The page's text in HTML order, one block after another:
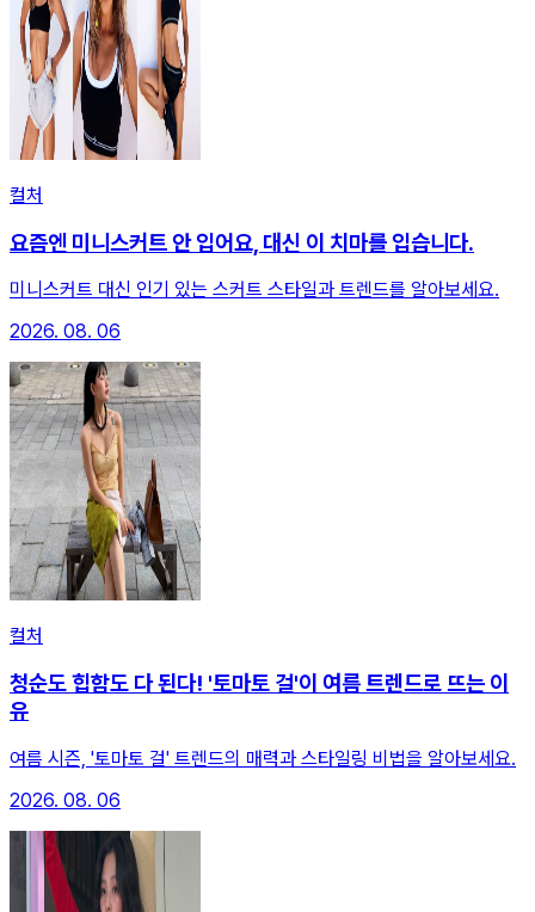
컬처
요즘엔 미니스커트 안 입어요, 대신 이 치마를 입습니다.
미니스커트 대신 인기 있는 스커트 스타일과 트렌드를 알아보세요.
2026. 08. 06
컬처
청순도 힙함도 다 된다! '토마토 걸'이 여름 트렌드로 뜨는 이
유
여름 시즌, '토마토 걸' 트렌드의 매력과 스타일링 비법을 알아보세요.
2026. 08. 06